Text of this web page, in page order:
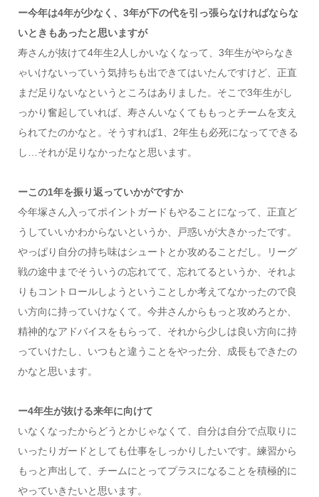
ー今年は4年が少なく、3年が下の代を引っ張らなければならな
いときもあったと思いますが
寿さんが抜けて4年生2人しかいなくなって、3年生がやらなき
ゃいけないっていう気持ちも出できてはいたんですけど、正直
まだ足りないなというところはありました。そこで3年生がし
っかり奮起していれば、寿さんいなくてももっとチームを支え
られてたのかなと。そうすれば1、2年生も必死になってできる
し…それが足りなかったなと思います。
ーこの1年を振り返っていかがですか
今年塚さん入ってポイントガードもやることになって、正直ど
うしていいかわからないというか、戸惑いが大きかったです。
やっぱり自分の持ち味はシュートとか攻めることだし。リーグ
戦の途中までそういうの忘れてて、忘れてるというか、それよ
りもコントロールしようということしか考えてなかったので良
い方向に持っていけなくて。今井さんからもっと攻めろとか、
精神的なアドバイスをもらって、それから少しは良い方向に持
っていけたし、いつもと違うことをやった分、成長もできたの
かなと思います。
ー4年生が抜ける来年に向けて
いなくなったからどうとかじゃなくて、自分は自分で点取りに
いったりガードとしても仕事をしっかりしたいです。練習から
もっと声出して、チームにとってプラスになることを積極的に
やっていきたいと思います。